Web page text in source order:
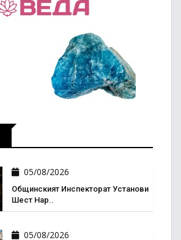
05/08/2026
Общинският Инспекторат Установи
Шест Нар..
05/08/2026